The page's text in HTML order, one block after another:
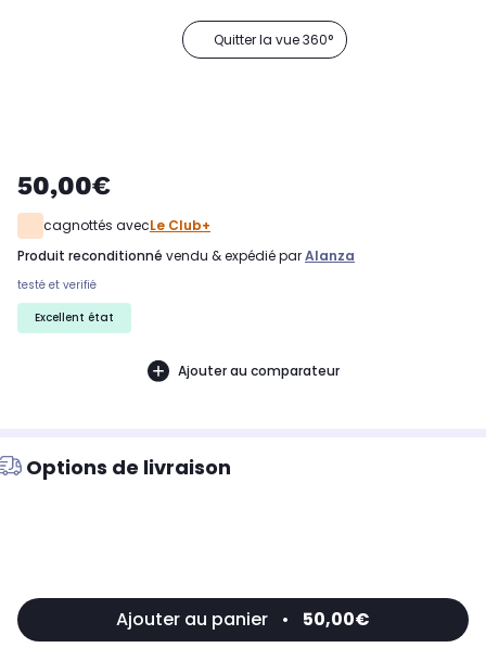
Quitter la vue 360°
50,00€
cagnottés avecLe Club+
produit reconditionné vendu & expédié parAlanza
testé et verifié
Excellent état
Ajouter au comparateur
Options de livraison
Ajouter au panier • 50,00€